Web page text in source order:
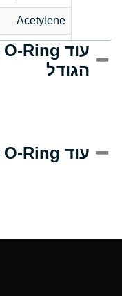
Acetylene
Acrlylonitrile
Adipic Acid
(Aqueous)
הגודל
עוד O-Ring אורינגים מאותו החומר